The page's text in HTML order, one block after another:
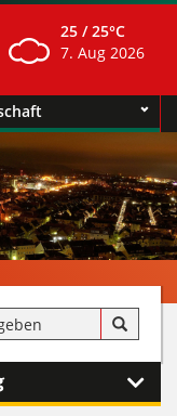
25 / 25°C
7. Aug 2026